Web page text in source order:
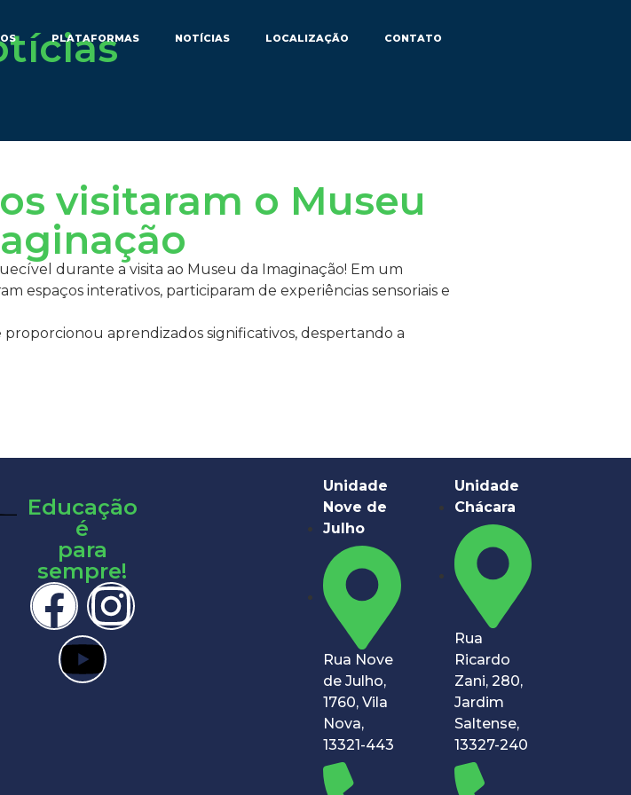
PLATAFORMAS NOTÍCIAS LOCALIZAÇÃO CONTATO
visitaram o Museu
durante a visita ao Museu da Imaginação! Em um
espaços interativos, participaram de experiências sensoriais e
aprendizados significativos, despertando a
Educação
é
para
sempre!
Unidade
Nove de
Julho
Rua Nove
de Julho,
1760, Vila
Nova,
13321-443
Unidade
Chácara
Rua
Ricardo
Zani, 280,
Jardim
Saltense,
13327-240